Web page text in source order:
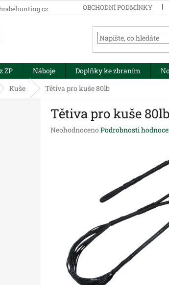
OBCHODNÍ PODMÍNKY
ZP Náboje Doplňky ke zbraním
Kuše Tětiva pro kuše 80lb
Tětiva pro kuše 80lb
Průměrné
Neohodnoceno Podrobnosti